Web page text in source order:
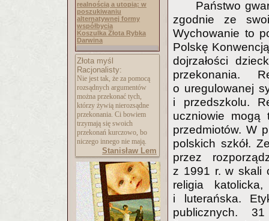
realnością a utopią: w
poszukiwaniu
alternatywnej formy
współbycia
Koszulka Złota Rybka
Darwina
Złota myśl
Racjonalisty:
Nie jest tak, że za pomocą
rozsądnych argumentów
można przekonać tych,
którzy żywią nierozsądne
przekonania. Ci bowiem
trzymają się swoich
przekonań kurczowo, bo
niczego innego nie mają.
Stanisław Lem
Państwo
zgodnie ze
Wychowanie to
Polskę
dojrzałości
przekonania.
o uregulowanej
i przedszkolu.
uczniowie
przedmiotów. W
polskich szkół.
przez
z 1991 r. w skali
religia
i luterańska.
publicznych.